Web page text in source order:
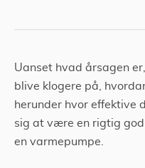
Uanset hvad årsagen er, kan du i dette blogindlæg
blive klogere på,
herunder hvor effektive
sig at være en rigtig
en varmepumpe.